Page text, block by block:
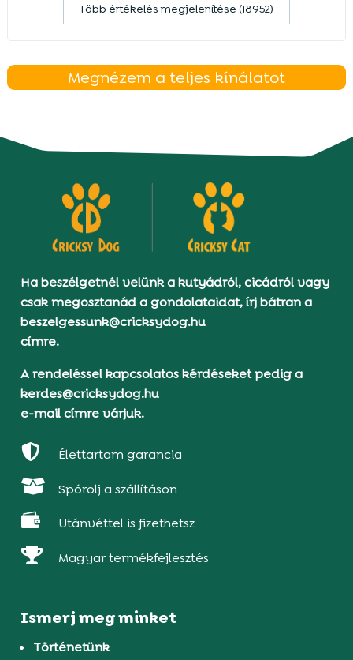
Több értékelés megjelenítése (18952)
Megnézem a teljes kínálatot
Ha beszélgetnél velünk a kutyádról, cicádról vagy
csak megosztanád a gondolataidat, írj bátran a
beszelgessunk@cricksydog.hu
címre.
A rendeléssel kapcsolatos kérdéseket pedig a
kerdes@cricksydog.hu
e-mail címre várjuk.
 Élettartam garancia
 Spórolj a szállításon
 Utánvéttel is fizethetsz
 Magyar termékfejlesztés
Ismerj meg minket
Történetünk